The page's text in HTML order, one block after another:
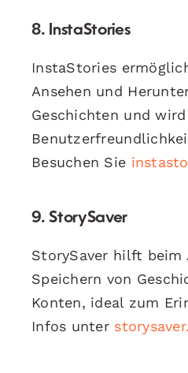
8. InstaStories
InstaStories
Ansehen und
Geschichten und
Besuchen Sie
9.StorySaver
StorySaver hilft beim
Speichern von
Konten, ideal zum
Infos unter